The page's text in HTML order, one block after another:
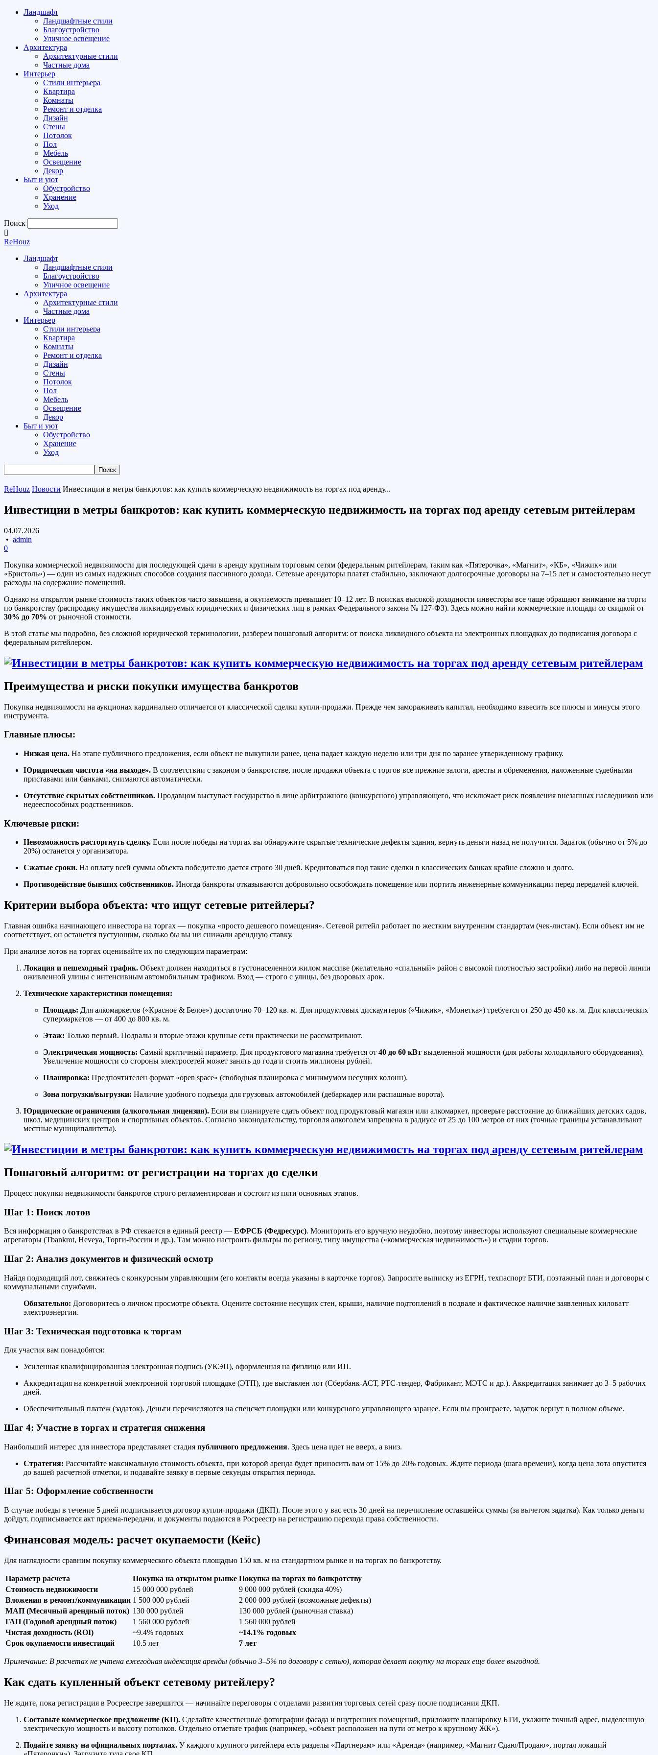
Ландшафт
Ландшафтные стили
Благоустройство
Уличное освещение
Архитектура
Архитектурные стили
Частные дома
Интерьер
Стили интерьера
Квартира
Комнаты
Ремонт и отделка
Дизайн
Стены
Потолок
Пол
Мебель
Освещение
Декор
Быт и уют
Обустройство
Хранение
Уход
Поиск
ReHouz
Ландшафт
Ландшафтные стили
Благоустройство
Уличное освещение
Архитектура
Архитектурные стили
Частные дома
Интерьер
Стили интерьера
Квартира
Комнаты
Ремонт и отделка
Дизайн
Стены
Потолок
Пол
Мебель
Освещение
Декор
Быт и уют
Обустройство
Хранение
Уход
ReHouz Новости Инвестиции в метры банкротов: как купить коммерческую недвижимость на торгах под аренду...
Инвестиции в метры банкротов: как купить коммерческую недвижимость на торгах под аренду сетевым ритейлерам
04.07.2026
• admin
0
Покупка коммерческой недвижимости для последующей сдачи в аренду крупным торговым сетям (федеральным ритейлерам, таким как «Пятерочка», «Магнит», «КБ», «Чижик» или
«Бристоль») — один из самых надежных способов создания пассивного дохода. Сетевые арендаторы платят стабильно, заключают долгосрочные договоры на 7–15 лет и самостоятельно несут
расходы на содержание помещений.
Однако на открытом рынке стоимость таких объектов часто завышена, а окупаемость превышает 10–12 лет. В поисках высокой доходности инвесторы все чаще обращают внимание на торги
по банкротству (распродажу имущества ликвидируемых юридических и физических лиц в рамках Федерального закона № 127-ФЗ). Здесь можно найти коммерческие площади со скидкой от
30% до 70% от рыночной стоимости.
В этой статье мы подробно, без сложной юридической терминологии, разберем пошаговый алгоритм: от поиска ликвидного объекта на электронных площадках до подписания договора с
федеральным ритейлером.
Преимущества и риски покупки имущества банкротов
Покупка недвижимости на аукционах кардинально отличается от классической сделки купли-продажи. Прежде чем замораживать капитал, необходимо взвесить все плюсы и минусы этого
инструмента.
Главные плюсы:
Низкая цена. На этапе публичного предложения, если объект не выкупили ранее, цена падает каждую неделю или три дня по заранее утвержденному графику.
Юридическая чистота «на выходе». В соответствии с законом о банкротстве, после продажи объекта с торгов все прежние залоги, аресты и обременения, наложенные судебными
приставами или банками, снимаются автоматически.
Отсутствие скрытых собственников. Продавцом выступает государство в лице арбитражного (конкурсного) управляющего, что исключает риск появления внезапных наследников или
недееспособных родственников.
Ключевые риски:
Невозможность расторгнуть сделку. Если после победы на торгах вы обнаружите скрытые технические дефекты здания, вернуть деньги назад не получится. Задаток (обычно от 5% до
20%) останется у организатора.
Сжатые сроки. На оплату всей суммы объекта победителю дается строго 30 дней. Кредитоваться под такие сделки в классических банках крайне сложно и долго.
Противодействие бывших собственников. Иногда банкроты отказываются добровольно освобождать помещение или портить инженерные коммуникации перед передачей ключей.
Критерии выбора объекта: что ищут сетевые ритейлеры?
Главная ошибка начинающего инвестора на торгах — покупка «просто дешевого помещения». Сетевой ритейл работает по жестким внутренним стандартам (чек-листам). Если объект им не
соответствует, он останется пустующим, сколько бы вы ни снижали арендную ставку.
При анализе лотов на торгах оценивайте их по следующим параметрам:
Локация и пешеходный трафик. Объект должен находиться в густонаселенном жилом массиве (желательно «спальный» район с высокой плотностью застройки) либо на первой линии
оживленной улицы с интенсивным автомобильным трафиком. Вход — строго с улицы, без дворовых арок.
Технические характеристики помещения:
Площадь: Для алкомаркетов («Красное & Белое») достаточно 70–120 кв. м. Для продуктовых дискаунтеров («Чижик», «Монетка») требуется от 250 до 450 кв. м. Для классических
супермаркетов — от 400 до 800 кв. м.
Этаж: Только первый. Подвалы и вторые этажи крупные сети практически не рассматривают.
Электрическая мощность: Самый критичный параметр. Для продуктового магазина требуется от 40 до 60 кВт выделенной мощности (для работы холодильного оборудования).
Увеличение мощности со стороны электросетей может занять до года и стоить миллионы рублей.
Планировка: Предпочтителен формат «open space» (свободная планировка с минимумом несущих колонн).
Зона погрузки/выгрузки: Наличие удобного подъезда для грузовых автомобилей (дебаркадер или распашные ворота).
Юридические ограничения (алкогольная лицензия). Если вы планируете сдать объект под продуктовый магазин или алкомаркет, проверьте расстояние до ближайших детских садов,
школ, медицинских центров и спортивных объектов. Согласно законодательству, торговля алкоголем запрещена в радиусе от 25 до 100 метров от них (точные границы устанавливают
местные муниципалитеты).
Пошаговый алгоритм: от регистрации на торгах до сделки
Процесс покупки недвижимости банкротов строго регламентирован и состоит из пяти основных этапов.
Шаг 1: Поиск лотов
Вся информация о банкротствах в РФ стекается в единый реестр — ЕФРСБ (Федресурс). Мониторить его вручную неудобно, поэтому инвесторы используют специальные коммерческие
агрегаторы (Tbankrot, Heveya, Торги-России и др.). Там можно настроить фильтры по региону, типу имущества («коммерческая недвижимость») и стадии торгов.
Шаг 2: Анализ документов и физический осмотр
Найдя подходящий лот, свяжитесь с конкурсным управляющим (его контакты всегда указаны в карточке торгов). Запросите выписку из ЕГРН, техпаспорт БТИ, поэтажный план и договоры с
коммунальными службами.
Обязательно: Договоритесь о личном просмотре объекта. Оцените состояние несущих стен, крыши, наличие подтоплений в подвале и фактическое наличие заявленных киловатт
электроэнергии.
Шаг 3: Техническая подготовка к торгам
Для участия вам понадобятся:
Усиленная квалифицированная электронная подпись (УКЭП), оформленная на физлицо или ИП.
Аккредитация на конкретной электронной торговой площадке (ЭТП), где выставлен лот (Сбербанк-АСТ, РТС-тендер, Фабрикант, МЭТС и др.). Аккредитация занимает до 3–5 рабочих
дней.
Обеспечительный платеж (задаток). Деньги перечисляются на спецсчет площадки или конкурсного управляющего заранее. Если вы проиграете, задаток вернут в полном объеме.
Шаг 4: Участие в торгах и стратегия снижения
Наибольший интерес для инвестора представляет стадия публичного предложения. Здесь цена идет не вверх, а вниз.
Стратегия: Рассчитайте максимальную стоимость объекта, при которой аренда будет приносить вам от 15% до 20% годовых. Ждите периода (шага времени), когда цена лота опустится
до вашей расчетной отметки, и подавайте заявку в первые секунды открытия периода.
Шаг 5: Оформление собственности
В случае победы в течение 5 дней подписывается договор купли-продажи (ДКП). После этого у вас есть 30 дней на перечисление оставшейся суммы (за вычетом задатка). Как только деньги
дойдут, подписывается акт приема-передачи, и документы подаются в Росреестр на регистрацию перехода права собственности.
Финансовая модель: расчет окупаемости (Кейс)
Для наглядности сравним покупку коммерческого объекта площадью 150 кв. м на стандартном рынке и на торгах по банкротству.
Параметр расчета Покупка на открытом рынке Покупка на торгах по банкротству
Стоимость недвижимости
15 000 000 рублей
9 000 000 рублей (скидка 40%)
Вложения в ремонт/коммуникации 1 500 000 рублей
2 000 000 рублей (возможные дефекты)
МАП (Месячный арендный поток) 130 000 рублей
130 000 рублей (рыночная ставка)
ГАП (Годовой арендный поток)
1 560 000 рублей
1 560 000 рублей
Чистая доходность (ROI)
~9.4% годовых
~14.1% годовых
Срок окупаемости инвестиций
10.5 лет 7 лет
Примечание: В расчетах не учтена ежегодная индексация аренды (обычно 3–5% по договору с сетью), которая делает покупку на торгах еще более выгодной.
Как сдать купленный объект сетевому ритейлеру?
Не ждите, пока регистрация в Росреестре завершится — начинайте переговоры с отделами развития торговых сетей сразу после подписания ДКП.
Составьте коммерческое предложение (КП). Сделайте качественные фотографии фасада и внутренних помещений, приложите планировку БТИ, укажите точный адрес, выделенную
электрическую мощность и высоту потолков. Отдельно отметьте трафик (например, «объект расположен на пути от метро к крупному ЖК»).
Подайте заявку на официальных порталах. У каждого крупного ритейлера есть разделы «Партнерам» или «Аренда» (например, «Магнит Сдаю/Продаю», портал локаций